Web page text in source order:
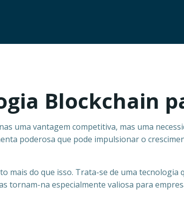
Blockchain
uma vantagem competitiva, mas uma
poderosa que pode impulsionar o
mais do que isso. Trata-se de uma
tornam-na especialmente valiosa para